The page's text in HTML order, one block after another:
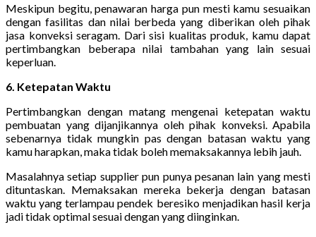
Meskipun begitu, penawaran harga pun mesti kamu sesuaikan
dengan fasilitas dan nilai berbeda yang diberikan oleh pihak
jasa konveksi seragam. Dari sisi kualitas produk, kamu dapat
pertimbangkan beberapa nilai tambahan yang lain sesuai
keperluan.
6. Ketepatan Waktu
Pertimbangkan dengan matang mengenai ketepatan waktu
pembuatan yang dijanjikannya oleh pihak konveksi. Apabila
sebenarnya tidak mungkin pas dengan batasan waktu yang
kamu harapkan, maka tidak boleh memaksakannya lebih jauh.
Masalahnya setiap supplier pun punya pesanan lain yang mesti
dituntaskan. Memaksakan mereka bekerja dengan batasan
waktu yang terlampau pendek beresiko menjadikan hasil kerja
jadi tidak optimal sesuai dengan yang diinginkan.